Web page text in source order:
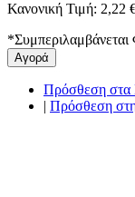
Κανονική Τιμή: 2,22
*
Αγορά
Πρόσθεση στα
| Πρόσθεση